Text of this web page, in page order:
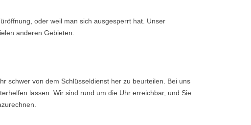
oder weil man sich ausgesperrt hat. Unser
anderen Gebieten.
schwer von dem Schlüsseldienst her zu beurteilen. Bei uns
lassen. Wir sind rund um die Uhr erreichbar, und Sie